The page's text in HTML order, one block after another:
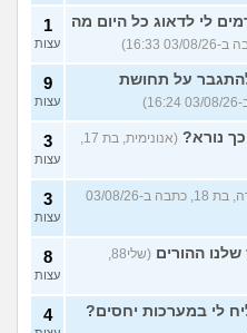
לי לדאוג כל היום מה
1
עצות
על תחושת
9
עצות
נורא?
(אנונימית, בת 17,
3
עצות
(שירה, בת 18, כתבה ב-03/08/26
3
עצות
ההורים
(שלי88,
8
עצות
לי במערכות יחסים? 4